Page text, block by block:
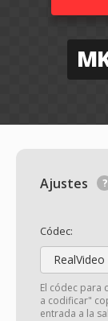
Ajustes
Códec:
RealVideo
El códec para
a codificar"
entrada a la